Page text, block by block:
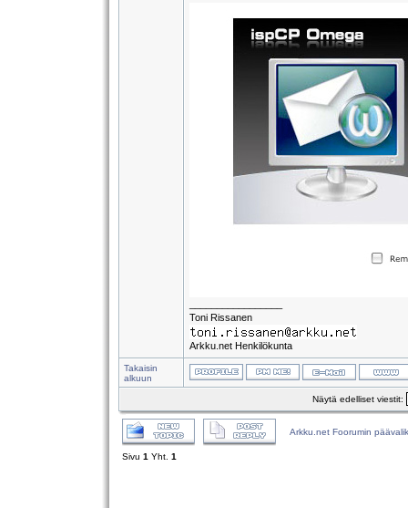
Toni Rissanen
Arkku.net Henkilökunta
Takaisin
alkuun
Näytä edelliset viestit:
Arkku.net Foorumin
Sivu 1 Yht. 1